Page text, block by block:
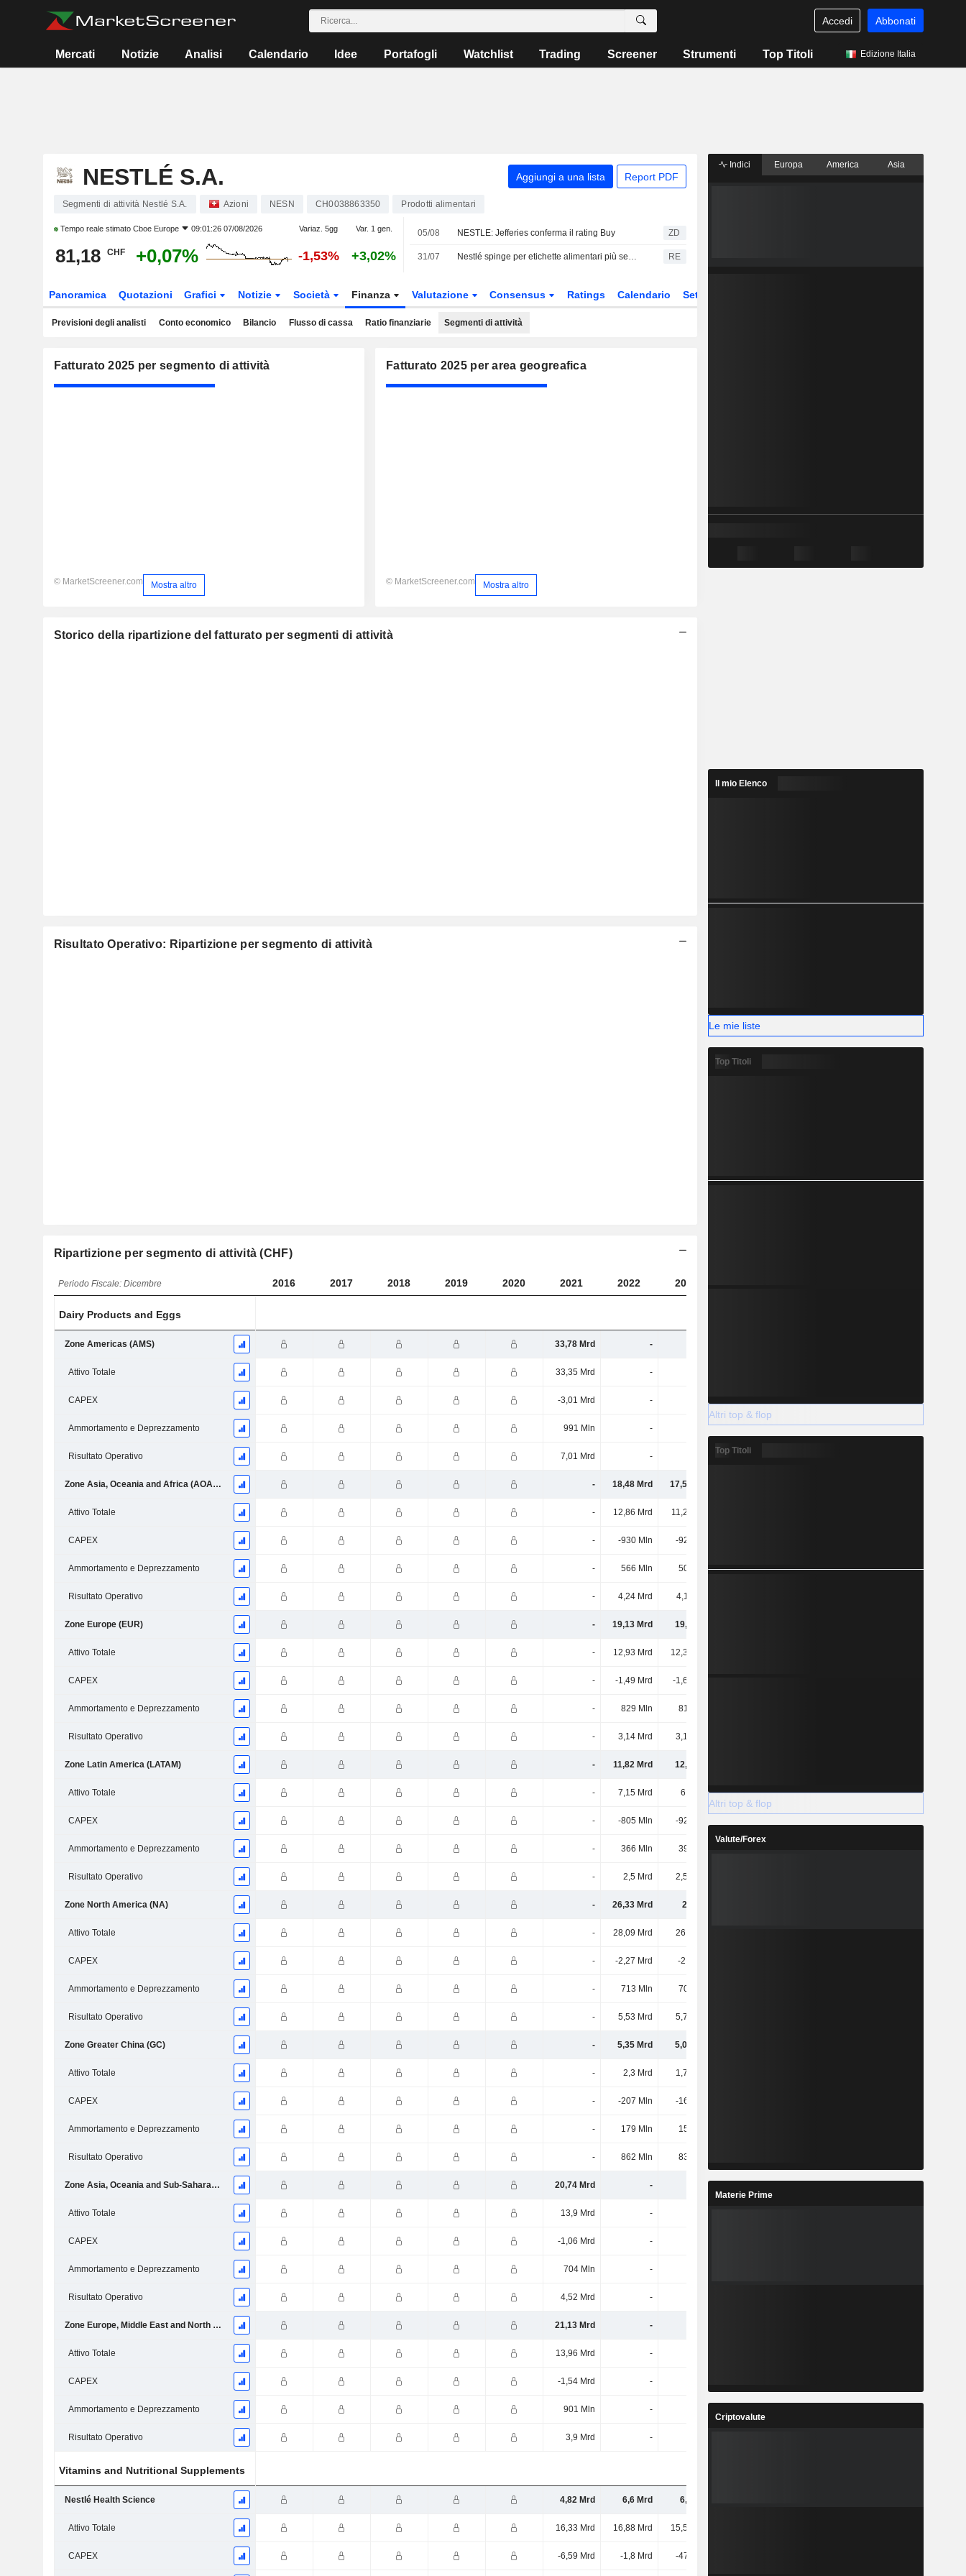
Accedi Abbonati
Mercati Notizie Analisi Calendario Idee Portafogli Watchlist Trading Screener Strumenti Top Titoli Edizione Italia
NESTLÉ S.A. Aggiungi a una lista Report PDF
Segmenti di attività Nestlé S.A. Azioni NESN CH0038863350 Prodotti alimentari
Tempo reale stimato Cboe Europe 09:01:26 07/08/2026 Variaz. 5gg Var. 1 gen.
81,18 CHF +0,07% -1,53% +3,02%
05/08 NESTLE: Jefferies conferma il rating Buy ZD
31/07 Nestlé spinge per etichette alimentari più semplici negli USA per eliminare l'immagine di ingredienti "Frankenstein" RE
Panoramica Quotazioni Grafici Notizie Società Finanza Valutazione Consensus Ratings Calendario Settore
Previsioni degli analisti Conto economico Bilancio Flusso di cassa Ratio finanziarie Segmenti di attività
Fatturato 2025 per segmento di attività
© MarketScreener.com Mostra altro
Fatturato 2025 per area geogreafica
© MarketScreener.com Mostra altro
Storico della ripartizione del fatturato per segmenti di attività
Risultato Operativo: Ripartizione per segmento di attività
Ripartizione per segmento di attività (CHF)
Periodo Fiscale: Dicembre 2016 2017 2018 2019 2020 2021 2022 2023
Dairy Products and Eggs
Zone Americas (AMS) 33,78 Mrd -
Attivo Totale 33,35 Mrd -
CAPEX -3,01 Mrd - -
Ammortamento e Deprezzamento 991 Mln - - - 1,26 Mrd
Risultato Operativo 7,01 Mrd -
Zone Asia, Oceania and Africa (AOA) - Including Middle East and North Africa (MENA) - 18,48 Mrd 17,52 Mrd
Attivo Totale - 12,86 Mrd 11,24 Mrd
CAPEX - -930 Mln -928 Mln
Ammortamento e Deprezzamento - 566 Mln 508 Mln 490 Mln 594 Mln
Risultato Operativo - 4,24 Mrd 4,11 Mrd
Zone Europe (EUR) - 19,13 Mrd 19,1 Mrd
Attivo Totale - 12,93 Mrd 12,39 Mrd
CAPEX - -1,49 Mrd -1,68 Mrd
Ammortamento e Deprezzamento - 829 Mln 812 Mln
Risultato Operativo - 3,14 Mrd 3,13 Mrd
Zone Latin America (LATAM) - 11,82 Mrd 12,2 Mrd
Attivo Totale - 7,15 Mrd 6,9 Mrd 7,19 Mrd -
CAPEX - -805 Mln -923 Mln
Ammortamento e Deprezzamento - 366 Mln 390 Mln
Risultato Operativo - 2,5 Mrd 2,52 Mrd
Zone North America (NA) - 26,33 Mrd 26 Mrd
Attivo Totale - 28,09 Mrd 26,9 Mrd
CAPEX - -2,27 Mrd -2,4 Mrd
Ammortamento e Deprezzamento - 713 Mln 701 Mln
Risultato Operativo - 5,53 Mrd 5,77 Mrd
Zone Greater China (GC) - 5,35 Mrd 5,04 Mrd
Attivo Totale - 2,3 Mrd 1,78 Mrd
CAPEX - -207 Mln -161 Mln
Ammortamento e Deprezzamento - 179 Mln 159 Mln
Risultato Operativo - 862 Mln 832 Mln
Zone Asia, Oceania and Sub-Saharan Africa (AOA) 20,74 Mrd - -
Attivo Totale 13,9 Mrd -
CAPEX -1,06 Mrd -
Ammortamento e Deprezzamento 704 Mln -
Risultato Operativo 4,52 Mrd -
Zone Europe, Middle East and North Africa (EMENA) 21,13 Mrd -
Attivo Totale 13,96 Mrd -
CAPEX -1,54 Mrd -
Ammortamento e Deprezzamento 901 Mln -
Risultato Operativo 3,9 Mrd -
Vitamins and Nutritional Supplements
Nestlé Health Science 4,82 Mrd 6,6 Mrd 6,5 Mrd
Attivo Totale 16,33 Mrd 16,88 Mrd 15,52 Mrd
CAPEX -6,59 Mrd -1,8 Mrd -478 Mln
Indici Europa America Asia
Il mio Elenco
Le mie liste
Top Titoli
Altri top & flop
Top Titoli
Altri top & flop
Valute/Forex
Materie Prime
Criptovalute